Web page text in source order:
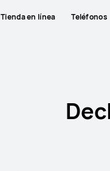
Tienda en línea Teléfonos